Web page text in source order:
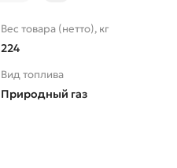
Вес товара (нетто), кг
224
Вид топлива
Природный газ